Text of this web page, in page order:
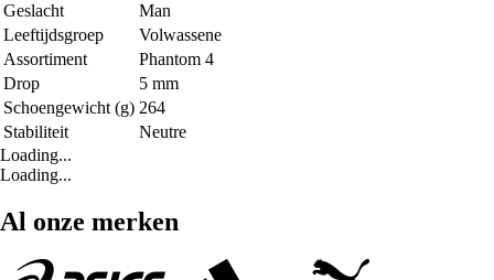
Geslacht
Man
Leeftijdsgroep
Volwassene
Assortiment
Phantom 4
Drop
5 mm
Schoengewicht (g) 264
Stabiliteit
Neutre
Loading...
Loading...
Al onze merken